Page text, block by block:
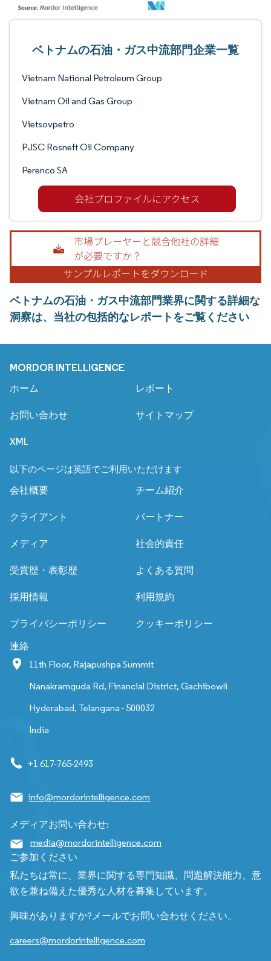
ベトナムの石油・ガス中流部門企業一覧
Vietnam National Petroleum Group
Vietnam Oil and Gas Group
Vietsovpetro
PJSC Rosneft Oil Company
Perenco SA
ベトナムの石油・ガス中流部門業界に関する詳細な
洞察は、当社の包括的なレポートをご覧ください
MORDOR INTELLIGENCE
ホーム レポート
お問い合わせ サイトマップ
XML
以下のページは英語でご利用いただけます
会社概要 チーム紹介
クライアント パートナー
メディア 社会的責任
受賞歴・表彰歴 よくある質問
採用情報 利用規約
プライバシーポリシー クッキーポリシー
連絡
11th Floor, Rajapushpa Summit
Nanakramguda Rd, Financial District, Gachibowli
Hyderabad, Telangana - 500032
India
+1 617-765-2493
info@mordorintelligence.com
メディアお問い合わせ:
media@mordorintelligence.com
ご参加ください
私たちは常に、業界に関する専門知識、問題解決能力、意
欲を兼ね備えた優秀な人材を募集しています。
興味がありますか?メールでお問い合わせください。
careers@mordorintelligence.com